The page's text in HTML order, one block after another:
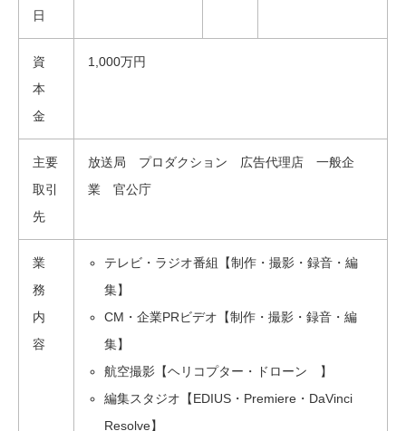
日
資
本
金
1,000万円
主要
取引
先
放送局 プロダクション 広告代理店 一般企
業 官公庁
業
務
内
容
テレビ・ラジオ番組【制作・撮影・録音・編
集】
CM・企業PRビデオ【制作・撮影・録音・編
集】
航空撮影【ヘリコプター・ドローン 】
編集スタジオ【EDIUS・Premiere・DaVinci
Resolve】